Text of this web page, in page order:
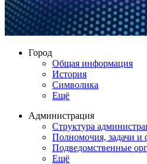
Город
Общая информация
История
Символика
Ещё
Администрация
Структура
Полномочия, задачи и
Подведомственные
Ещё